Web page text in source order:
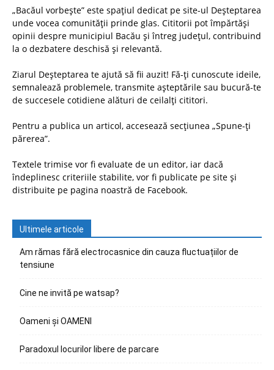
„Bacăul vorbește” este spațiul dedicat pe site-ul Deșteptarea
unde vocea comunității prinde glas. Cititorii pot împărtăși
opinii despre municipiul Bacău și întreg județul, contribuind
la o dezbatere deschisă și relevantă.
Ziarul Deșteptarea te ajută să fii auzit! Fă-ți cunoscute ideile,
semnalează problemele, transmite așteptările sau bucură-te
de succesele cotidiene alături de ceilalți cititori.
Pentru a publica un articol, accesează secțiunea „Spune-ți
părerea”.
Textele trimise vor fi evaluate de un editor, iar dacă
îndeplinesc criteriile stabilite, vor fi publicate pe site și
distribuite pe pagina noastră de Facebook.
Ultimele articole
Am rămas fără electrocasnice din cauza fluctuațiilor de
tensiune
Cine ne invită pe watsap?
Oameni și OAMENI
Paradoxul locurilor libere de parcare